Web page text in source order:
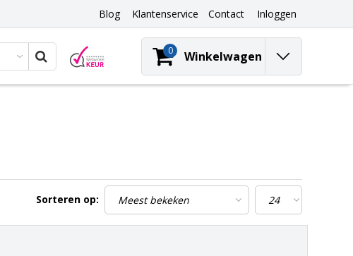
Blog Klantenservice Contact Inloggen
0 Winkelwagen
Sorteren op: